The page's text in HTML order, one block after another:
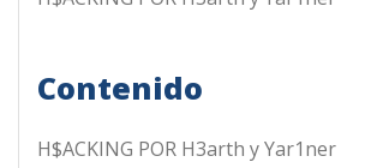
Contenido
H$ACKING POR H3arth y Yar1ner